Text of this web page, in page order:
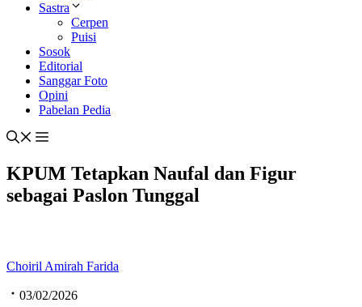
Sastra
Cerpen
Puisi
Sosok
Editorial
Sanggar Foto
Opini
Pabelan Pedia
KPUM Tetapkan Naufal dan Figur
sebagai Paslon Tunggal
Choiril Amirah Farida
03/02/2026